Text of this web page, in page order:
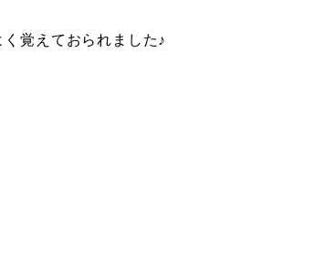
覚えておられました♪